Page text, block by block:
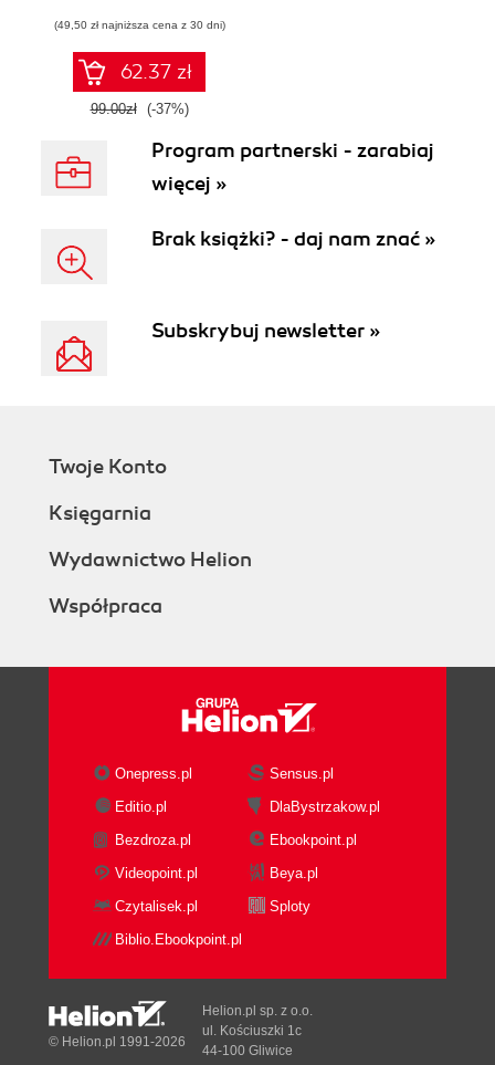
wieloagentowych
(49,50 zł najniższa cena z 30 dni)
62.37 zł
99.00zł (-37%)
Program partnerski - zarabiaj
więcej »
Brak książki? - daj nam znać »
Subskrybuj newsletter »
Twoje Konto
Księgarnia
Wydawnictwo Helion
Współpraca
Onepress.pl
Sensus.pl
Editio.pl
DlaBystrzakow.pl
Bezdroza.pl
Ebookpoint.pl
Videopoint.pl
Beya.pl
Czytalisek.pl
Sploty
Biblio.Ebookpoint.pl
© Helion.pl 1991-2026
Helion.pl sp. z o.o.
ul. Kościuszki 1c
44-100 Gliwice